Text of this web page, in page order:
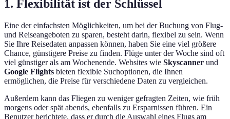
1. Flexibilität ist der Schlüssel
Eine der einfachsten Möglichkeiten, um bei der Buchung von Flug-
und Reiseangeboten zu sparen, besteht darin, flexibel zu sein. Wenn
Sie Ihre Reisedaten anpassen können, haben Sie eine viel größere
Chance, günstigere Preise zu finden. Flüge unter der Woche sind oft
viel günstiger als am Wochenende. Websites wie Skyscanner und
Google Flights bieten flexible Suchoptionen, die Ihnen
ermöglichen, die Preise für verschiedene Daten zu vergleichen.
Außerdem kann das Fliegen zu weniger gefragten Zeiten, wie früh
morgens oder spät abends, ebenfalls zu Ersparnissen führen. Ein
Benutzer berichtete, dass er durch die Auswahl eines Flugs am